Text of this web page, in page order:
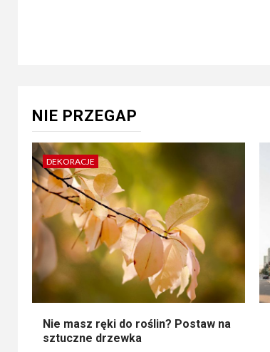
NIE PRZEGAP
DEKORACJE
Nie masz ręki do roślin? Postaw na
sztuczne drzewka